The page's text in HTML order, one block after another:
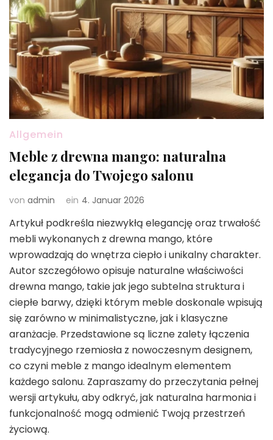
Allgemein
Meble z drewna mango: naturalna
elegancja do Twojego salonu
von admin ein 4. Januar 2026
Artykuł podkreśla niezwykłą elegancję oraz trwałość
mebli wykonanych z drewna mango, które
wprowadzają do wnętrza ciepło i unikalny charakter.
Autor szczegółowo opisuje naturalne właściwości
drewna mango, takie jak jego subtelna struktura i
ciepłe barwy, dzięki którym meble doskonale wpisują
się zarówno w minimalistyczne, jak i klasyczne
aranżacje. Przedstawione są liczne zalety łączenia
tradycyjnego rzemiosła z nowoczesnym designem,
co czyni meble z mango idealnym elementem
każdego salonu. Zapraszamy do przeczytania pełnej
wersji artykułu, aby odkryć, jak naturalna harmonia i
funkcjonalność mogą odmienić Twoją przestrzeń
życiową.